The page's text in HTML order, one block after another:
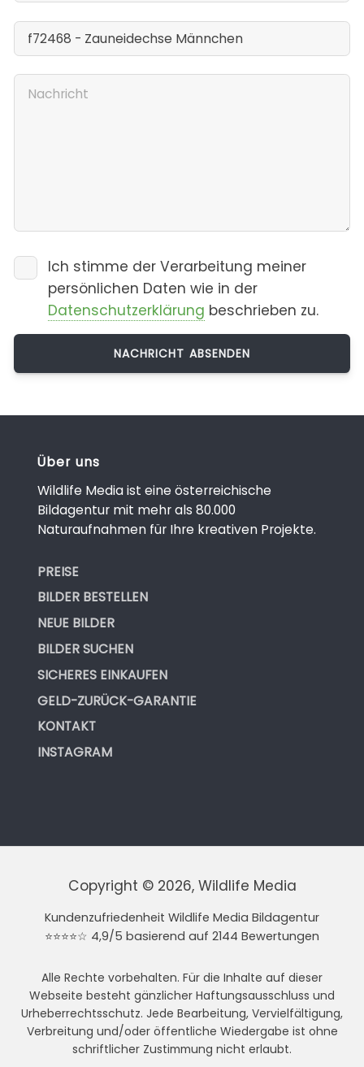
Ich stimme der Verarbeitung meiner
persönlichen Daten wie in der
Datenschutzerklärung beschrieben zu.
Über uns
Wildlife Media ist eine österreichische
Bildagentur mit mehr als 80.000
Naturaufnahmen für Ihre kreativen Projekte.
PREISE
BILDER BESTELLEN
NEUE BILDER
BILDER SUCHEN
SICHERES EINKAUFEN
GELD-ZURÜCK-GARANTIE
KONTAKT
INSTAGRAM
Copyright © 2026, Wildlife Media
Kundenzufriedenheit Wildlife Media Bildagentur
⭐⭐⭐⭐☆ 4,9/5 basierend auf 2144 Bewertungen
Alle Rechte vorbehalten. Für die Inhalte auf dieser
Webseite besteht gänzlicher Haftungsausschluss und
Urheberrechtsschutz. Jede Bearbeitung, Vervielfältigung,
Verbreitung und/oder öffentliche Wiedergabe ist ohne
schriftlicher Zustimmung nicht erlaubt.